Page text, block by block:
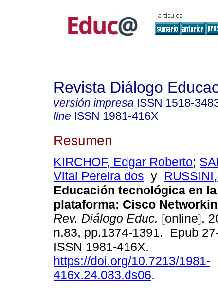
Revista Diálogo
versión impresa ISSN 1518-
line ISSN 1981-416X
Resumen
KIRCHOF, Edgar Roberto;
Vital Pereira dos y
Educación tecnológica en
plataforma: Cisco
Rev. Diálogo Educ. [online].
n.83, pp.1374-1391. Epub
ISSN 1981-416X.
https://doi.org/10.7213/1981-
416x.24.083.ds06.